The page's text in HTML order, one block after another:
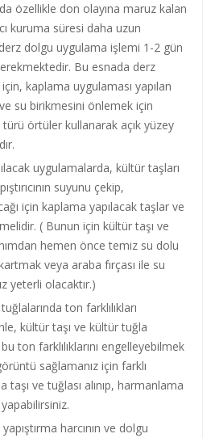
özellikle don olayına maruz kalan
kuruma süresi daha uzun
dolgu uygulama işlemi 1-2 gün
Bu esnada derz
için, kaplama uygulaması yapılan
su birikmesini önlemek için
örtüler kullanarak açık yüzey
uygulamalarda, kültür taşları
suyunu çekip,
için kaplama yapılacak taşlar ve
( Bunun için kültür taşı ve
hemen önce temiz su dolu
veya araba fırçası ile su
yeterli olacaktır.)
ton farklılıkları
kültür taşı ve kültür tuğla
ton farklılıklarını engelleyebilmek
sağlamanız için farklı
ve tuğlası alınıp, harmanlama
harcının ve dolgu